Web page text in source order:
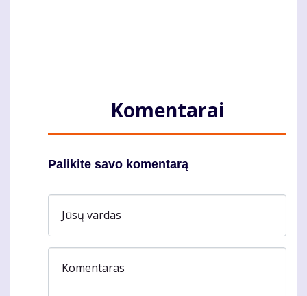
Komentarai
Palikite savo komentarą
Jūsų vardas
Komentaras